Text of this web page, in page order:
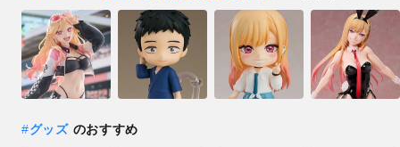
#グッズのおすすめ